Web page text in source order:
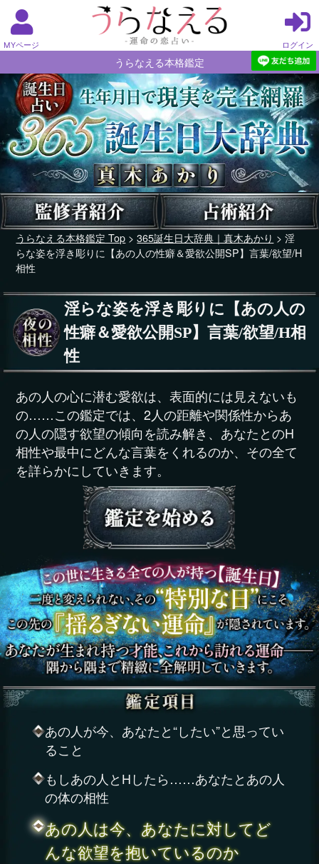
MYページ ログイン
うらなえる本格鑑定
うらなえる本格鑑定 Top >365誕生日大辞典｜真木あかり > 淫
らな姿を浮き彫りに【あの人の性癖＆愛欲公開SP】言葉/欲望/H
相性
淫らな姿を浮き彫りに【あの人の
性癖＆愛欲公開SP】言葉/欲望/H相
性
あの人の心に潜む愛欲は、表面的には見えないも
の……この鑑定では、2人の距離や関係性からあ
の人の隠す欲望の傾向を読み解き、あなたとのH
相性や最中にどんな言葉をくれるのか、その全て
を詳らかにしていきます。
あの人が今、あなたと“したい”と思ってい
ること
もしあの人とHしたら……あなたとあの人
の体の相性
あの人は今、あなたに対してど
んな欲望を抱いているのか